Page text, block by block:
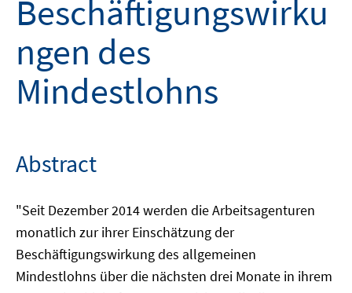
Beschäftigungswirku
ngen des
Mindestlohns
Abstract
"Seit Dezember 2014 werden die Arbeitsagenturen
monatlich zur ihrer Einschätzung der
Beschäftigungswirkung des allgemeinen
Mindestlohns über die nächsten drei Monate in ihrem